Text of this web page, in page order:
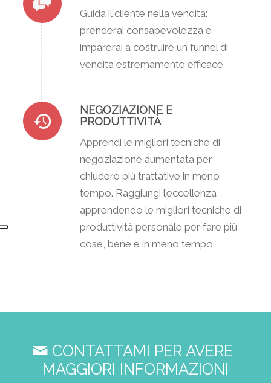
Guida il cliente nella vendita:
prenderai consapevolezza e
imparerai a costruire un funnel di
vendita estremamente efficace.
NEGOZIAZIONE E
PRODUTTIVITÀ
Apprendi le migliori tecniche di
negoziazione aumentata per
chiudere più trattative in meno
tempo. Raggiungi l’eccellenza
apprendendo le migliori tecniche di
produttività personale per fare più
cose, bene e in meno tempo.
CONTATTAMI PER AVERE
MAGGIORI INFORMAZIONI